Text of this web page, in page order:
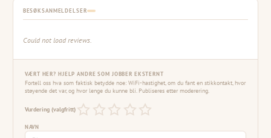
BESØKSANMELDELSER
Could not load reviews.
VÆRT HER? HJELP ANDRE SOM JOBBER EKSTERNT
Fortell oss hva som faktisk betydde noe: WiFi-hastighet, om du fant en stikkontakt, hvor
støyende det var, og hvor lenge du kunne bli. Publiseres etter moderering.
Vurdering (valgfritt)
NAVN